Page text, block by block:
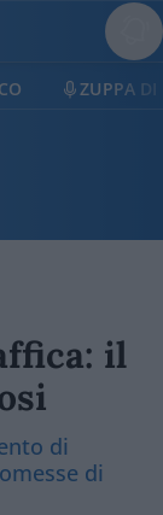
ZUPPA DI
il
di
di